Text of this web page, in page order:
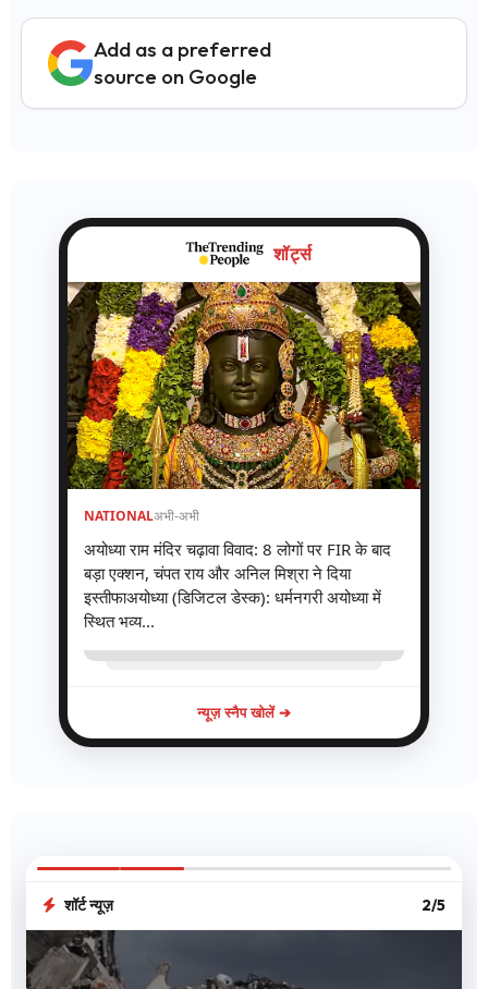
Add as a preferred
source on Google
शॉर्ट्स
NATIONALअभी-अभी
अयोध्या राम मंदिर चढ़ावा विवाद: 8 लोगों पर FIR के बाद
बड़ा एक्शन, चंपत राय और अनिल मिश्रा ने दिया
इस्तीफाअयोध्या (डिजिटल डेस्क): धर्मनगरी अयोध्या में
स्थित भव्य...
न्यूज़ स्नैप खोलें ➔
शॉर्ट न्यूज़ 3/5